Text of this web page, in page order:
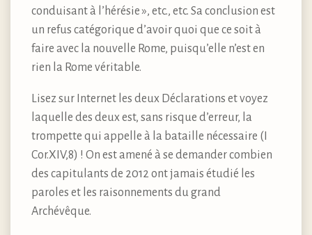
conduisant à l’hérésie », etc., etc. Sa conclusion est
un refus catégorique d’avoir quoi que ce soit à
faire avec la nouvelle Rome, puisqu’elle n’est en
rien la Rome véritable.
Lisez sur Internet les deux Déclarations et voyez
laquelle des deux est, sans risque d’erreur, la
trompette qui appelle à la bataille nécessaire (I
Cor.XIV,8) ! On est amené à se demander combien
des capitulants de 2012 ont jamais étudié les
paroles et les raisonnements du grand
Archévêque.